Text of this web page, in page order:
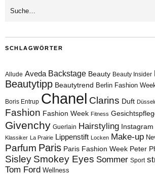
SCHLAGWÖRTER
Allude Aveda Backstage Beauty Beauty Insider
Beautytipp Beautytrend Berlin Fashion
Boris Entrup Chanel Clarins Duft
Fashion Fashion Week Fitness
Givenchy Guerlain Hairstyling Instagram
Klassiker La Prairie Lippenstift Locken Make-up
Parfum Paris Paris Fashion Week Peter
Sisley Smokey Eyes Sommer Sport
Tom Ford Wellness